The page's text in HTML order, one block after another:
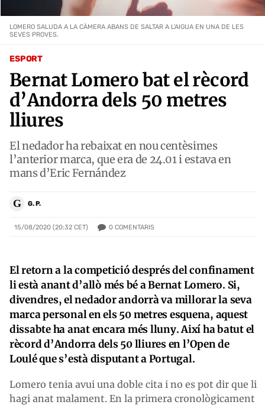
ESPORT
Bernat Lomero bat el rècord
d’Andorra dels 50 metres
lliures
El nedador ha rebaixat en nou centèsimes
l’anterior marca, que era de 24.01 i estava en
mans d’Eric Fernández
G G. P.
15/08/2020 (20:32 CET) 0 COMENTARIS
LOMERO SALUDA A LA CÀMERA ABANS DE SALTAR A L'AIGUA EN UNA DE LES
SEVES PROVES.
El retorn a la competició després del confinament
li està anant d’allò més bé a Bernat Lomero. Si,
divendres, el nedador andorrà va millorar la seva
marca personal en els 50 metres esquena, aquest
dissabte ha anat encara més lluny. Així ha batut el
rècord d’Andorra dels 50 lliures en l’Open de
Loulé que s’està disputant a Portugal.
Lomero tenia avui una doble cita i no es pot dir que li
hagi anat malament. En la primera cronològicament